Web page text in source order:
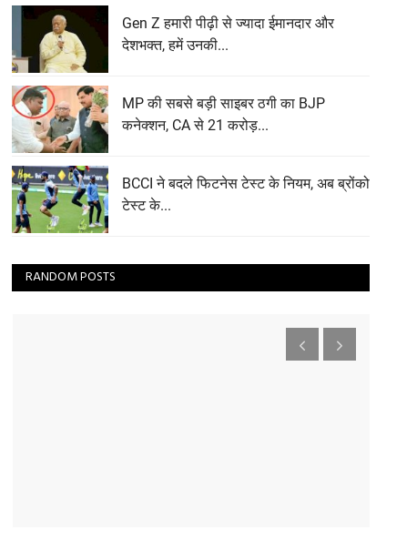
Gen Z हमारी पीढ़ी से ज्यादा ईमानदार और
देशभक्त, हमें उनकी...
MP की सबसे बड़ी साइबर ठगी का BJP
कनेक्शन, CA से 21 करोड़...
BCCI ने बदले फिटनेस टेस्ट के नियम, अब ब्रोंको
टेस्ट के...
RANDOM POSTS